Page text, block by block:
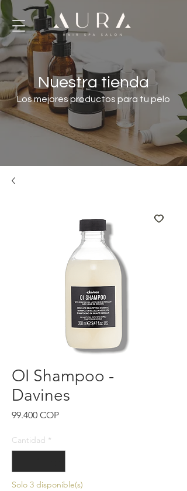
Nuestra tienda
Los mejores productos para tu pelo
OI Shampoo -
Davines
99.400 COPPrecio
Cantidad *
Solo 3 disponible(s)